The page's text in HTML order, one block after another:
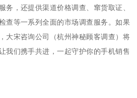
务，还提供渠道价格调查、窜货取证、
查等一系列全面的市场调查服务。如果
大宋咨询公司
（杭州神秘顾客调查 ） 将
我们携手共进，一起守护你的手机销售